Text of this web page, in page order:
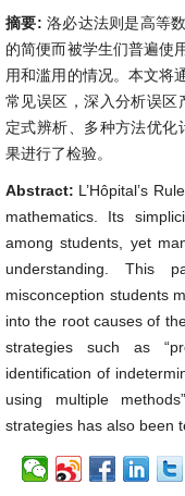
摘要: 洛必达法则是高等
的简便而被学生们普遍使
用和滥用的情况。本文将
常见误区，深入分析误区
定式辨析、多种方法优化
果进行了检验。
Abstract: L’Hôpital’s
mathematics. Its
among students, yet
understanding. This
misconception students
into the root causes of
strategies such as
identification of
using multiple
strategies has also been